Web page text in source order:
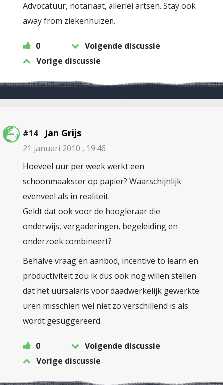
Advocatuur, notariaat, allerlei artsen. Stay ook
away from ziekenhuizen.
0
Volgende discussie
Vorige discussie
#14 Jan Grijs
21 januari 2010 , 19:46
Hoeveel uur per week werkt een
schoonmaakster op papier? Waarschijnlijk
evenveel als in realiteit.
Geldt dat ook voor de hoogleraar die
onderwijs, vergaderingen, begeleiding en
onderzoek combineert?
Behalve vraag en aanbod, incentive to learn en
productiviteit zou ik dus ook nog willen stellen
dat het uursalaris voor daadwerkelijk gewerkte
uren misschien wel niet zo verschillend is als
wordt gesuggereerd.
0
Volgende discussie
Vorige discussie